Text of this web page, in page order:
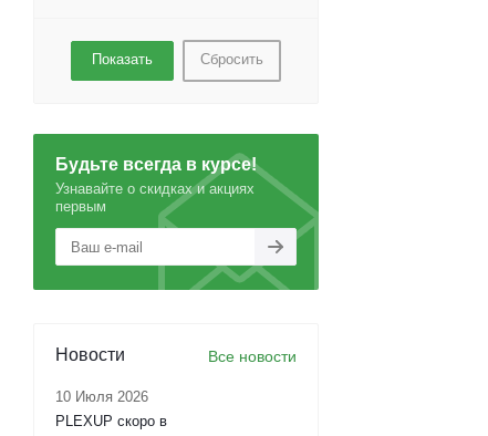
Сбросить
Будьте всегда в курсе!
Узнавайте о скидках и акциях
первым
Новости Все новости
10 Июля 2026
PLEXUP скоро в